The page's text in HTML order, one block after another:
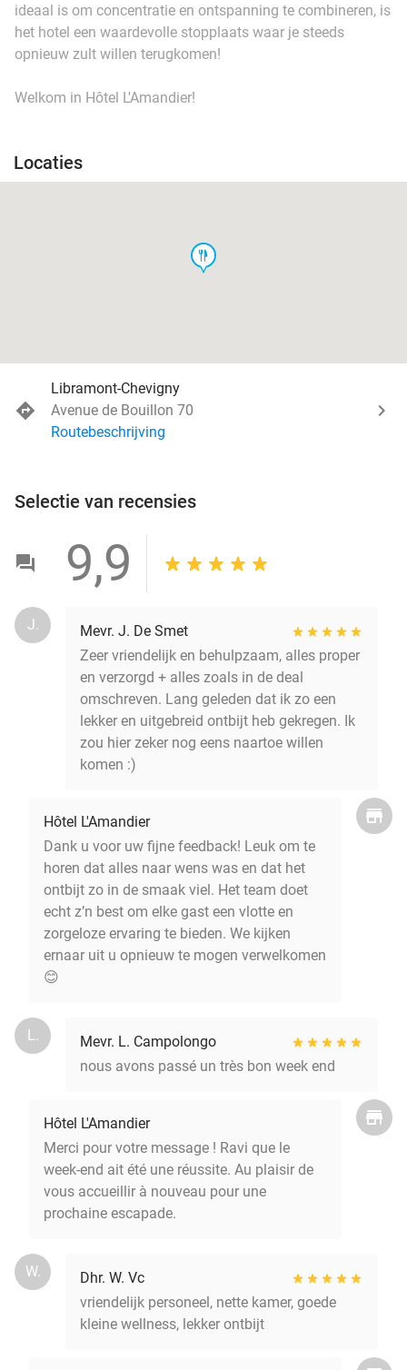
ideaal is om concentratie en ontspanning te combineren, is
het hotel een waardevolle stopplaats waar je steeds
opnieuw zult willen terugkomen!
Welkom in Hôtel L'Amandier!
Locaties
food
Libramont-Chevigny
Avenue de Bouillon 70
Routebeschrijving
Selectie van recensies
9,9
J.
Mevr. J. De Smet
Zeer vriendelijk en behulpzaam, alles proper
en verzorgd + alles zoals in de deal
omschreven. Lang geleden dat ik zo een
lekker en uitgebreid ontbijt heb gekregen. Ik
zou hier zeker nog eens naartoe willen
komen :)
Hôtel L'Amandier
Dank u voor uw fijne feedback! Leuk om te
horen dat alles naar wens was en dat het
ontbijt zo in de smaak viel. Het team doet
echt z’n best om elke gast een vlotte en
zorgeloze ervaring te bieden. We kijken
ernaar uit u opnieuw te mogen verwelkomen
😊
L.
Mevr. L. Campolongo
nous avons passé un très bon week end
Hôtel L'Amandier
Merci pour votre message ! Ravi que le
week-end ait été une réussite. Au plaisir de
vous accueillir à nouveau pour une
prochaine escapade.
W.
Dhr. W. Vc
vriendelijk personeel, nette kamer, goede
kleine wellness, lekker ontbijt